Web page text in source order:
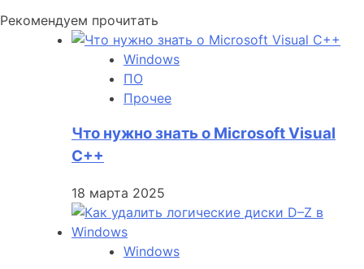
Рекомендуем прочитать
Windows
ПО
Прочее
Что нужно знать о Microsoft Visual
C++
18 марта 2025
Windows